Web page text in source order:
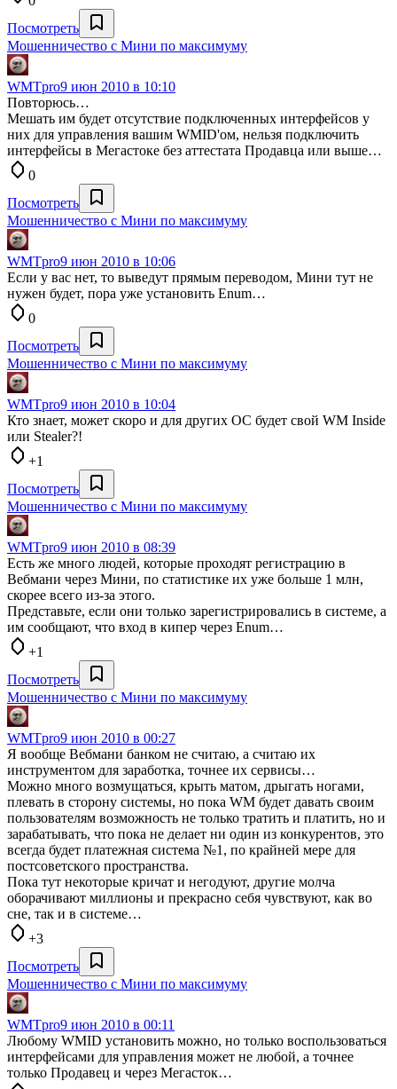
Посмотреть
Мошенничество с Мини по максимуму
WMTpro9 июн 2010 в 10:10
Повторюсь…
Мешать им будет отсутствие подключенных интерфейсов у
них для управления вашим WMID'ом, нельзя подключить
интерфейсы в Мегастоке без аттестата Продавца или выше…
0
Посмотреть
Мошенничество с Мини по максимуму
WMTpro9 июн 2010 в 10:06
Если у вас нет, то выведут прямым переводом, Мини тут не
нужен будет, пора уже установить Enum…
0
Посмотреть
Мошенничество с Мини по максимуму
WMTpro9 июн 2010 в 10:04
Кто знает, может скоро и для других ОС будет свой WM Inside
или Stealer?!
+1
Посмотреть
Мошенничество с Мини по максимуму
WMTpro9 июн 2010 в 08:39
Есть же много людей, которые проходят регистрацию в
Вебмани через Мини, по статистике их уже больше 1 млн,
скорее всего из-за этого.
Представьте, если они только зарегистрировались в системе, а
им сообщают, что вход в кипер через Enum…
+1
Посмотреть
Мошенничество с Мини по максимуму
WMTpro9 июн 2010 в 00:27
Я вообще Вебмани банком не считаю, а считаю их
инструментом для заработка, точнее их сервисы…
Можно много возмущаться, крыть матом, дрыгать ногами,
плевать в сторону системы, но пока WM будет давать своим
пользователям возможность не только тратить и платить, но и
зарабатывать, что пока не делает ни один из конкурентов, это
всегда будет платежная система №1, по крайней мере для
постсоветского пространства.
Пока тут некоторые кричат и негодуют, другие молча
оборачивают миллионы и прекрасно себя чувствуют, как во
сне, так и в системе…
+3
Посмотреть
Мошенничество с Мини по максимуму
WMTpro9 июн 2010 в 00:11
Любому WMID установить можно, но только воспользоваться
интерфейсами для управления может не любой, а точнее
только Продавец и через Мегасток…